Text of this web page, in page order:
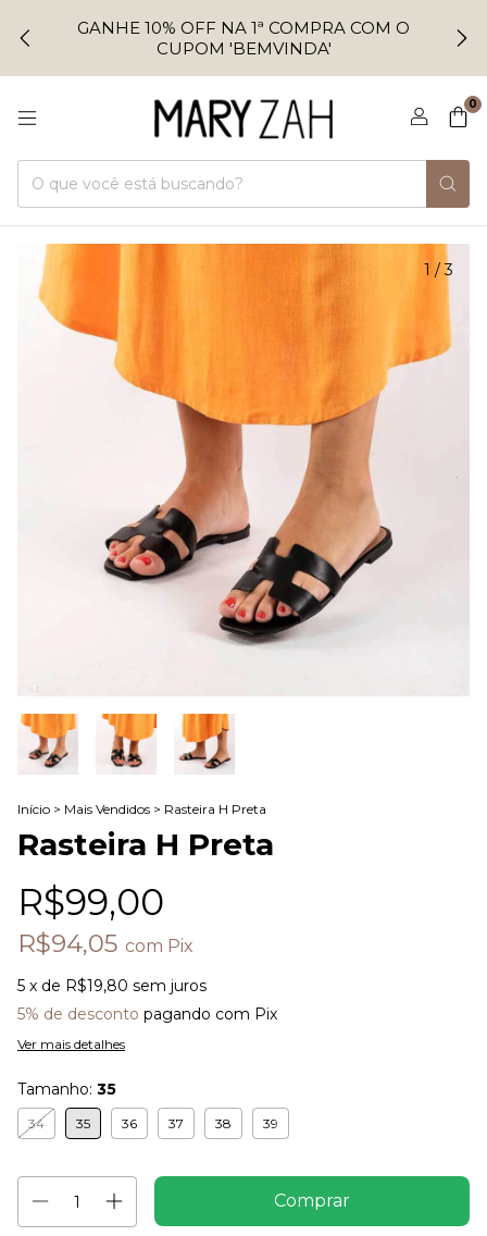
GANHE 10% OFF NA 1ª COMPRA COM O
CUPOM 'BEMVINDA'
0
1 /3
Início > Mais Vendidos > Rasteira H Preta
Rasteira H Preta
R$99,00
R$94,05 com Pix
5 x de R$19,80 sem juros
5% de desconto pagando com Pix
Ver mais detalhes
Tamanho: 35
34 35 36 37 38 39